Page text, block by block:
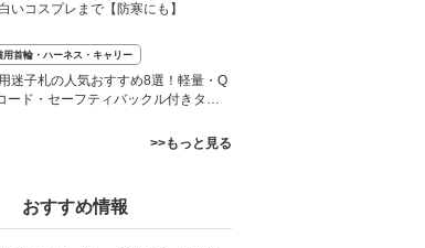
いコスプレまで【防寒にも】
用首輪・ハーネス・キャリー
迷子札の人気おすすめ8選！軽量・Q
ード・セーフティバックル付きタイ
>>もっと見る
おすすめ情報